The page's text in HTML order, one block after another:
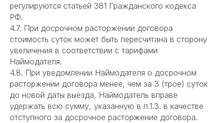
регулируются статьей 381 Гражданского кодекса
РФ.
4.7. При досрочном расторжении договора
стоимость суток может быть пересчитана в сторону
увеличения в соответствии с тарифами
Наймодателя.
4.8. При уведомлении Наймодателя о досрочном
расторжении договора менее, чем за 3 (трое) суток
до новой даты выезда, Наймодатель вправе
удержать всю сумму, указанную в п.1.3. в качестве
отступного за досрочное расторжение договора.